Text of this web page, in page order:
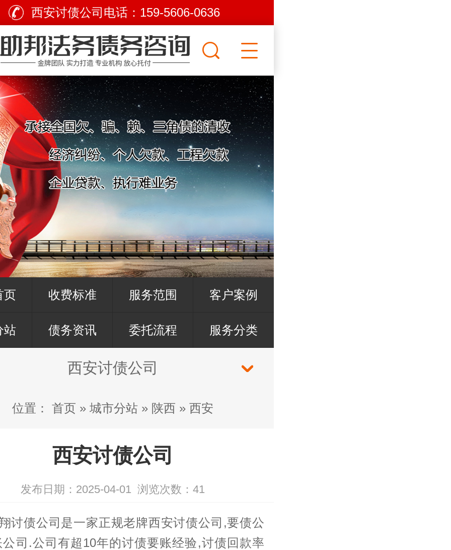
西安讨债公司电话： 159-5606-0636
页 收费标准 服务范围 客户案例
站 债务资讯 委托流程 服务分类
西安讨债公司
位置： 首页 » 城市分站 » 陕西 » 西安
西安讨债公司
发布日期：2025-04-01 浏览次数： 41
讨债公司 是一家正规老牌西安讨债公司,要债公
司.公司有超10年的讨债要账经验,讨债回款率